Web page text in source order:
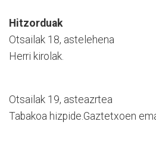
Hitzorduak
Otsailak 18, astelehena
Herri kirolak.
Otsailak 19, asteazrtea
Tabakoa hizpide.Gaztetxoen